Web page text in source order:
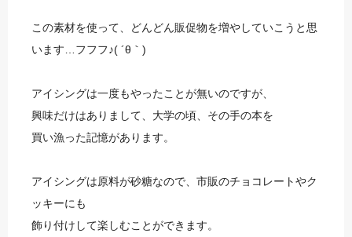
この素材を使って、どんどん販促物を増やしていこうと思
います…フフフ♪( ´θ｀)
アイシングは一度もやったことが無いのですが、
興味だけはありまして、大学の頃、その手の本を
買い漁った記憶があります。
アイシングは原料が砂糖なので、市販のチョコレートやク
ッキーにも
飾り付けして楽しむことができます。